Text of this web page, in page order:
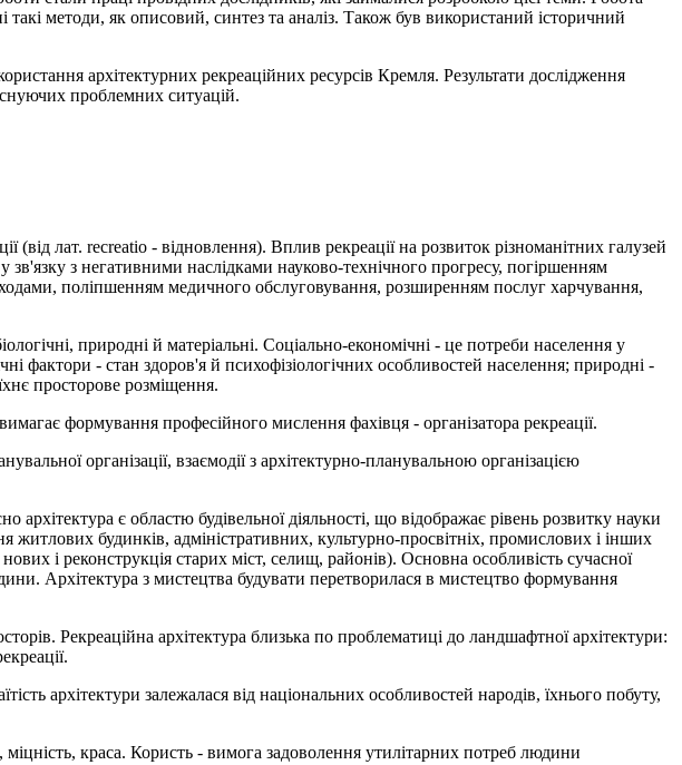
методи, як описовий, синтез та аналіз. Також був використаний історичний
архітектурних рекреаційних ресурсів Кремля. Результати дослідження
проблемних ситуацій.
(від лат. recreatio - відновлення). Вплив рекреації на розвиток різноманітних галузей
з негативними наслідками науково-технічного прогресу, погіршенням
поліпшенням медичного обслуговування, розширенням послуг харчування,
природні й матеріальні. Соціально-економічні - це потреби населення у
фактори - стан здоров'я й психофізіологічних особливостей населення; природні -
просторове розміщення.
формування професійного мислення фахівця - організатора рекреації.
організації, взаємодії з архітектурно-планувальною організацією
є областю будівельної діяльності, що відображає рівень розвитку науки
житлових будинків, адміністративних, культурно-просвітніх, промислових і інших
і реконструкція старих міст, селищ, районів). Основна особливість сучасної
Архітектура з мистецтва будувати перетворилася в мистецтво формування
Рекреаційна архітектура близька по проблематиці до ландшафтної архітектури:
архітектури залежалася від національних особливостей народів, їхнього побуту,
краса. Користь - вимога задоволення утилітарних потреб людини